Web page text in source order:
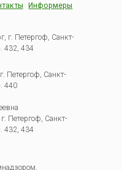
Информеры
г. Петергоф, Санкт-
432, 434
Петергоф, Санкт-
440
Петергоф, Санкт-
432, 434